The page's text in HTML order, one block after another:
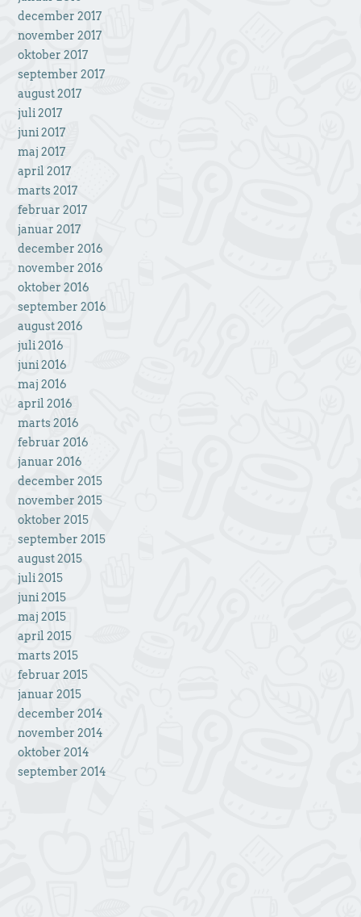
december 2017
november 2017
oktober 2017
september 2017
august 2017
juli 2017
juni 2017
maj 2017
april 2017
marts 2017
februar 2017
januar 2017
december 2016
november 2016
oktober 2016
september 2016
august 2016
juli 2016
juni 2016
maj 2016
april 2016
marts 2016
februar 2016
januar 2016
december 2015
november 2015
oktober 2015
september 2015
august 2015
juli 2015
juni 2015
maj 2015
april 2015
marts 2015
februar 2015
januar 2015
december 2014
november 2014
oktober 2014
september 2014